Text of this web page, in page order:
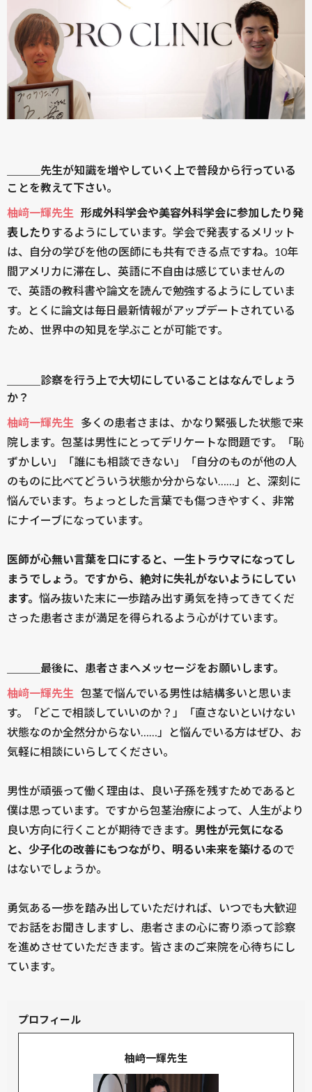
＿＿＿先生が知識を増やしていく上で普段から行っている
ことを教えて下さい。
柚﨑一輝先生 形成外科学会や美容外科学会に参加したり発
表したり するようにしています。学会で発表するメリット
は、自分の学びを他の医師にも共有できる点ですね。10年
間アメリカに滞在し、英語に不自由は感じていませんの
で、英語の教科書や論文を読んで勉強するようにしていま
す。とくに論文は毎日最新情報がアップデートされている
ため、世界中の知見を学ぶことが可能です。
＿＿＿診察を行う上で大切にしていることはなんでしょう
か？
柚﨑一輝先生
多くの患者さまは、かなり緊張した状態で来
院します。包茎は男性にとってデリケートな問題です。「恥
ずかしい」「誰にも相談できない」「自分のものが他の人
のものに比べてどういう状態か分からない……」と、深刻に
悩んでいます。ちょっとした言葉でも傷つきやすく、非常
にナイーブになっています。
医師が心無い言葉を口にすると、一生トラウマになってし
まうでしょう。ですから、絶対に失礼がないようにしてい
ます。 悩み抜いた末に一歩踏み出す勇気を持ってきてくだ
さった患者さまが満足を得られるよう心がけています。
＿＿＿最後に、患者さまへメッセージをお願いします。
柚﨑一輝先生 包茎で悩んでいる男性は結構多いと思いま
す。「どこで相談していいのか？」「直さないといけない
状態なのか全然分からない……」と悩んでいる方はぜひ、お
気軽に相談にいらしてください。
男性が頑張って働く理由は、良い子孫を残すためであると
僕は思っています。ですから包茎治療によって、人生がより
良い方向に行くことが期待できます。 男性が元気になる
と、少子化の改善にもつながり、明るい未来を築けるので
はないでしょうか。
勇気ある一歩を踏み出していただければ、いつでも大歓迎
でお話をお聞きしますし、患者さまの心に寄り添って診察
を進めさせていただきます。皆さまのご来院を心待ちにし
ています。
プロフィール
柚﨑一輝先生